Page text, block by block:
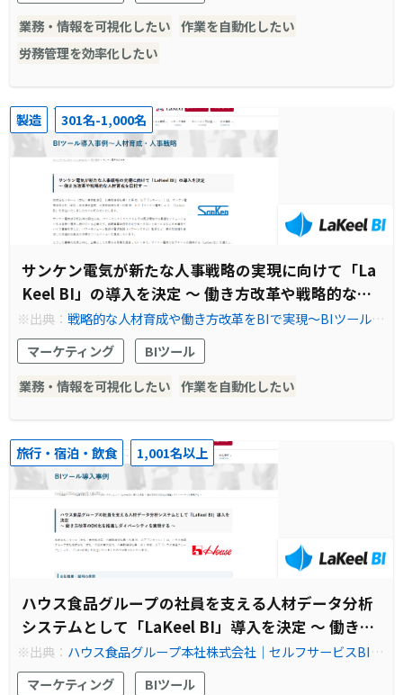
業務・情報を可視化したい 作業を自動化したい
労務管理を効率化したい
製造 301名-1,000名
サンケン電気が新たな人事戦略の実現に向けて「La
Keel BI」の導入を決定 ～ 働き方改革や戦略的な人
材育成を目指す ～
※出典：戦略的な人材育成や働き方改革をBIで実現～BIツール導
入事例 | セルフサービスBI－LaKeel BI
マーケティング
BIツール
業務・情報を可視化したい 作業を自動化したい
旅行・宿泊・飲食 1,001名以上
ハウス食品グループの社員を支える人材データ分析
システムとして「LaKeel BI」導入を決定 ～ 働き方
改革のDX化を推進しダイバーシティを実現する ～
※出典： ハウス食品グループ本社株式会社｜セルフサービスBI－
LaKeel BI
マーケティング
BIツール